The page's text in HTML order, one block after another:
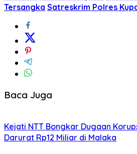
Tersangka Satreskrim Polres
Baca Juga
Kejati NTT Bongkar Dugaan
Darurat Rp12 Miliar di Malaka